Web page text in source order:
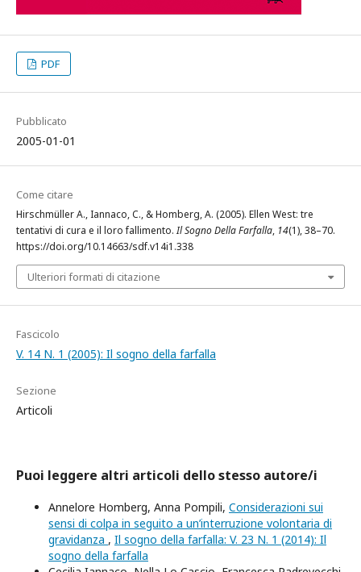
PDF
Pubblicato
2005-01-01
Come citare
Hirschmüller A., Iannaco, C., & Homberg, A. (2005). Ellen West: tre
tentativi di cura e il loro fallimento.Il Sogno Della Farfalla, 14(1), 38–70.
https://doi.org/10.14663/sdf.v14i1.338
Ulteriori formati di citazione
Fascicolo
V. 14 N. 1 (2005): Il sogno della farfalla
Sezione
Articoli
Puoi leggere altri articoli dello stesso autore/i
Annelore Homberg, Anna Pompili, Considerazioni sui
sensi di colpa in seguito a un’interruzione volontaria di
gravidanza , Il sogno della farfalla: V. 23 N. 1 (2014): Il
sogno della farfalla